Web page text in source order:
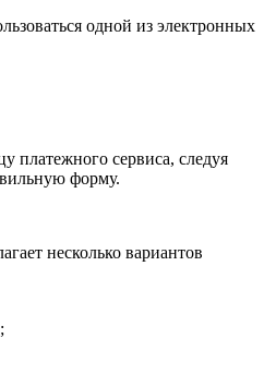
одной из электронных
платежного сервиса, следуя
форму.
несколько вариантов